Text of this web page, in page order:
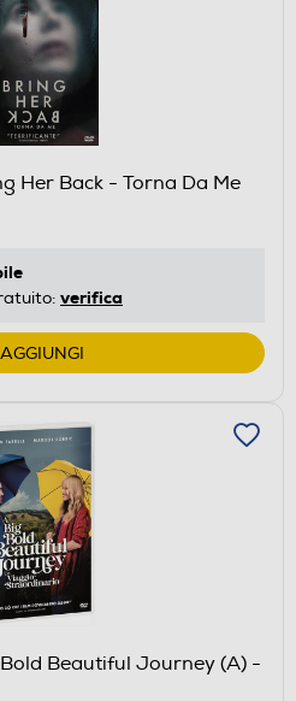
Her Back - Torna Da Me
verifica
AGGIUNGI
Bold Beautiful Journey (A) -